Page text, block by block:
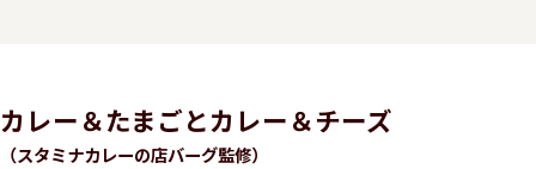
カレー＆たまごとカレー＆チーズ
（スタミナカレーの店バーグ監修）